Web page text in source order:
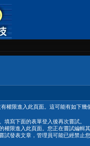
權限進入此頁面。這可能有如下幾
填寫下面的表單登入後再次嘗試。
權限進入此頁面。您正在嘗試編輯
試發表文章，管理員可能已經禁止